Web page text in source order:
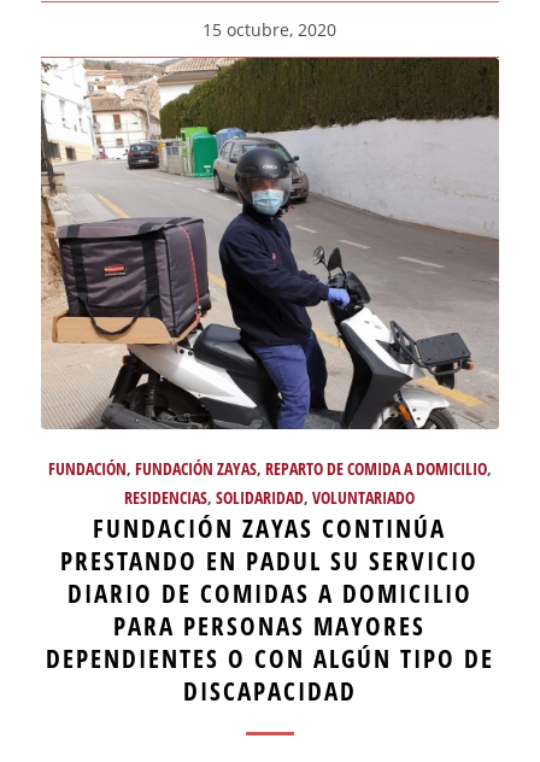
15 octubre, 2020
FUNDACIÓN, FUNDACIÓN ZAYAS, REPARTO DE COMIDA A DOMICILIO,
RESIDENCIAS,SOLIDARIDAD,VOLUNTARIADO
FUNDACIÓN ZAYAS CONTINÚA
PRESTANDO EN PADUL SU SERVICIO
DIARIO DE COMIDAS A DOMICILIO
PARA PERSONAS MAYORES
DEPENDIENTES O CON ALGÚN TIPO DE
DISCAPACIDAD